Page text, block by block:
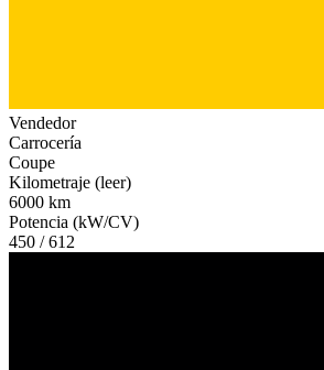
Vendedor
Carrocería
Coupe
Kilometraje (leer)
6000 km
Potencia (kW/CV)
450 / 612